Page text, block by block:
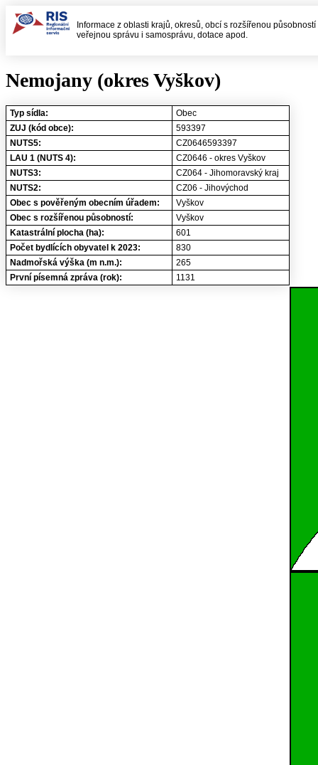
Informace z oblasti krajů, okresů, obcí s rozšířenou
veřejnou správu i samosprávu, dotace apod.
Nemojany (okres Vyškov)
Typ sídla:
Obec
ZUJ (kód obce):
593397
NUTS5:
CZ0646593397
LAU 1 (NUTS 4):
CZ0646 - okres Vyškov
NUTS3:
CZ064 - Jihomoravský kraj
NUTS2:
CZ06 - Jihovýchod
Obec s pověřeným obecním úřadem:
Vyškov
Obec s rozšířenou působností:
Vyškov
Katastrální plocha (ha):
601
Počet bydlících obyvatel k 2023:
830
Nadmořská výška (m n.m.):
265
První písemná zpráva (rok):
1131